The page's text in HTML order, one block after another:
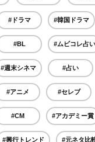
#ドラマ #韓国ドラマ
#BL #ムビコレ占い
#週末シネマ #占い
#アニメ #セレブ
#CM #アカデミー賞
#興行トレンド #元ネタ比